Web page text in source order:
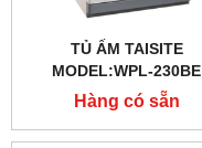
TỦ ẤM TAISITE
MODEL:WPL-230BE
Hàng có sẵn